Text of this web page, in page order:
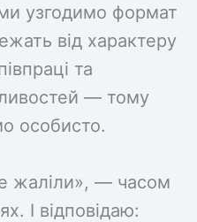
узгодимо формат
від характеру
та
— тому
особисто.
жаліли», — часом
І відповідаю: